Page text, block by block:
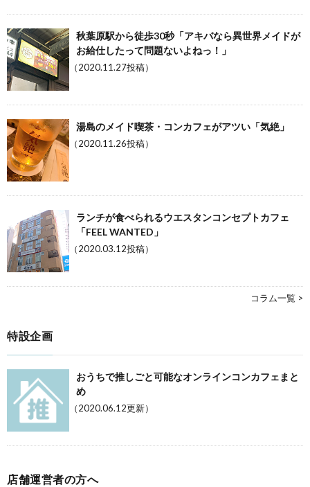
秋葉原駅から徒歩30秒「アキバなら異世界メイドが
お給仕したって問題ないよねっ！」
（2020.11.27投稿）
湯島のメイド喫茶・コンカフェがアツい「気絶」
（2020.11.26投稿）
ランチが食べられるウエスタンコンセプトカフェ
「FEEL WANTED」
（2020.03.12投稿）
コラム一覧 >
特設企画
おうちで推しごと可能なオンラインコンカフェまと
め
（2020.06.12更新）
店舗運営者の方へ